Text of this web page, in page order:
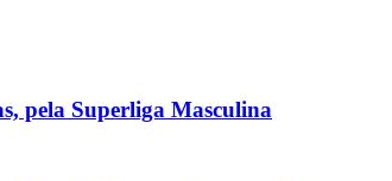
pela Superliga Masculina